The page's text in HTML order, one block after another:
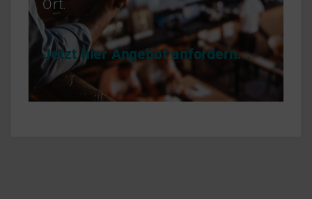
Ort.
Jetzt hier Angebot anfordern...